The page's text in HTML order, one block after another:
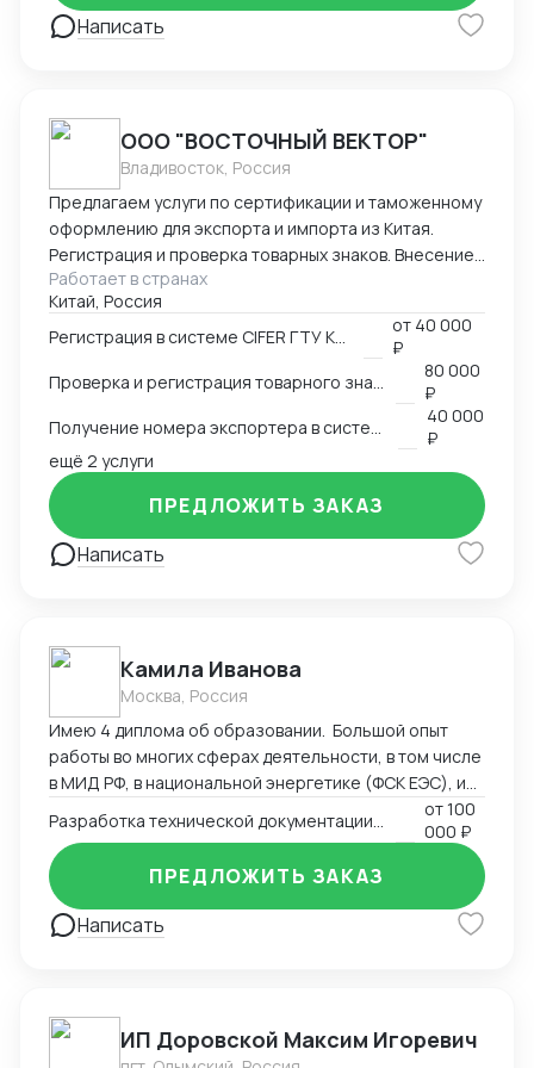
> документы -> отгрузка -> разрешительная
документация РФ -> таможенное оформление ->
заводами о сроках производства, недочетах,
платежах. Также имею опыт работы в эскортных
отгрузках, оформлении сертификата
происхождения (СТ-1). Могу помочь в подготовке
документации для его получения, а также
заполнении заявления Буду рада дальнейшему
сотрудничеству! Спасибо за уделенное время! С
уважением, Виолетта .
Написать
ООО "ВОСТОЧНЫЙ ВЕКТОР"
Владивосток, Россия
Предлагаем услуги по сертификации и таможенному
оформлению для экспорта и импорта из Китая.
Регистрация и проверка товарных знаков. Внесение
в таможенный реестр товарных знаков.
Изготовление маркировки для пищевой продукции
для реализации в Китае. Получение номера
HS и CIQ кодов.
Работает в странах
Китай, Россия
от 40 000
₽
80 000
₽
40 000
₽
ещё 2 услуги
Написать
ПРЕДЛОЖИТЬ ЗАКАЗ
Камила Иванова
Москва, Россия
Имею 4 диплома об образовании. Большой опыт
работы во многих сферах деятельности, в том числе
в МИД РФ, в национальной энергетике (ФСК ЕЭС), и
максимальный опыт работы в регистрации
медицинских изделий, более 9 лет. Пишу
техническую документацию, инструкции, создаю
маркировку в соответствии с национальными
стандартами, ввожу изделия в оборот
(Росздравнадзор). Могу быть полезна также в
лаборатория и сертификационный центр.
от100
000 ₽
Написать
ПРЕДЛОЖИТЬ ЗАКАЗ
ИП Доровской Максим Игоревич